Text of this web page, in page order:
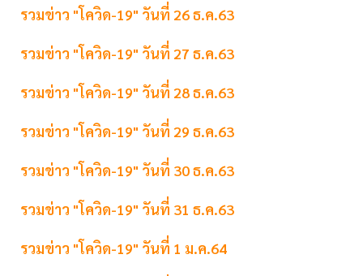
รวมข่าว "โควิด-19" วันที่ 26 ธ.ค.63
รวมข่าว "โควิด-19" วันที่ 27 ธ.ค.63
รวมข่าว "โควิด-19" วันที่ 28 ธ.ค.63
รวมข่าว "โควิด-19" วันที่ 29 ธ.ค.63
รวมข่าว "โควิด-19" วันที่ 30 ธ.ค.63
รวมข่าว "โควิด-19" วันที่ 31 ธ.ค.63
รวมข่าว "โควิด-19" วันที่ 1 ม.ค.64